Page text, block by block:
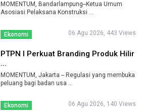
MOMENTUM, Bandarlampung--Ketua Umum
Asosiasi Pelaksana Konstruksi ...
Ekonomi 06 Agu 2026, 443 Views
PTPN I Perkuat Branding Produk Hilir
...
MOMENTUM, Jakarta -- Regulasi yang membuka
peluang bagi badan usa ...
Ekonomi 06 Agu 2026, 140 Views